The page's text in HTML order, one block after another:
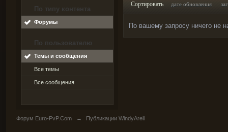
По типу контента
Форумы
По пользователю
Темы и сообщения
Все темы
Все сообщения
Сортировать дате обновления
По вашему запросу ничего не
Форум Euro-PvP.Com → Публикации WindyArell